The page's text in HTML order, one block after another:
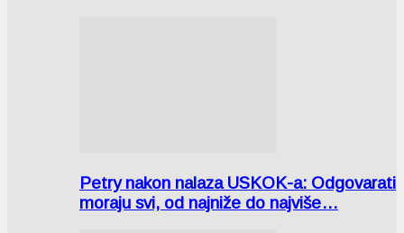
Petry nakon nalaza USKOK-a: Odgovarati
moraju svi, od najniže do najviše…